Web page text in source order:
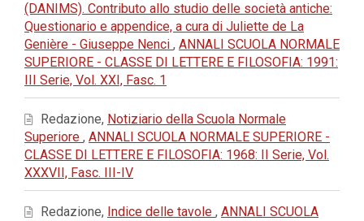
(DANIMS). Contributo allo studio delle società antiche:
Questionario e appendice, a cura di Juliette de La
Genière - Giuseppe Nenci , ANNALI SCUOLA NORMALE
SUPERIORE - CLASSE DI LETTERE E FILOSOFIA: 1991:
III Serie, Vol. XXI, Fasc. 1
Redazione, Notiziario della Scuola Normale
Superiore , ANNALI SCUOLA NORMALE SUPERIORE -
CLASSE DI LETTERE E FILOSOFIA: 1968: II Serie, Vol.
XXXVII, Fasc. III-IV
Redazione, Indice delle tavole , ANNALI SCUOLA